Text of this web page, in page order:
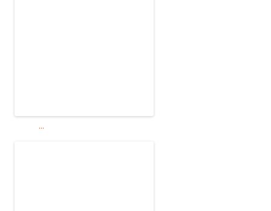
...